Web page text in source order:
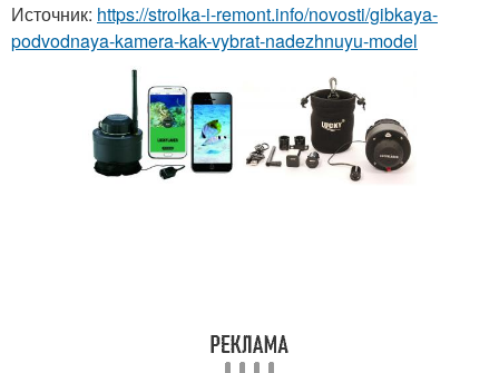
Источник: https://stroika-i-remont.info/novosti/gibkaya-
podvodnaya-kamera-kak-vybrat-nadezhnuyu-model